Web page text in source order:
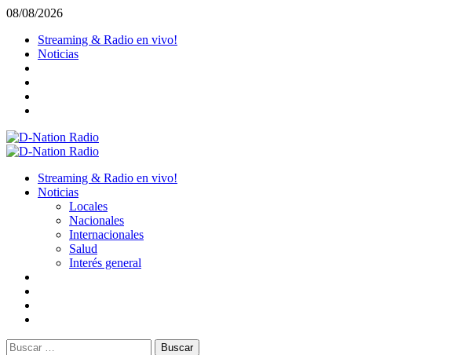
Saltar
contenido
08/08/2026
Streaming & Radio en vivo!
Noticias
Menú
Streaming & Radio en vivo!
Noticias
Locales
Nacionales
Internacionales
Salud
Interés general
Buscar: